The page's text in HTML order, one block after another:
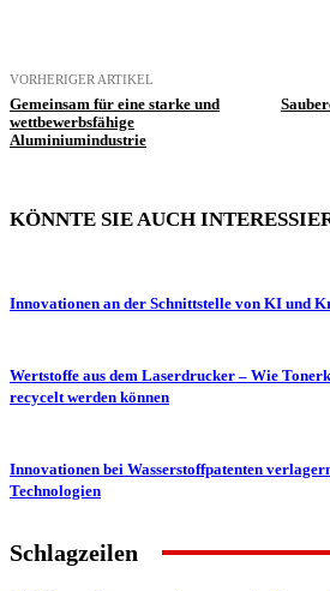
VORHERIGER ARTIKEL
Gemeinsam für eine starke und
wettbewerbsfähige
Aluminiumindustrie
KÖNNTE SIE AUCH
Innovationen an der Schnittstelle von KI und
Wertstoffe aus dem Laserdrucker – Wie
recycelt werden können
Innovationen bei Wasserstoffpatenten
Technologien
Schlagzeilen